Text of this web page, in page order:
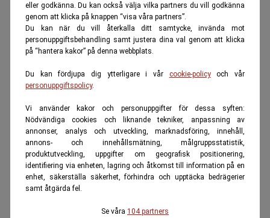
eller godkänna. Du kan också välja vilka partners du vill godkänna
genom att klicka på knappen “visa våra partners”.
Du kan när du vill återkalla ditt samtycke, invända mot
personuppgiftsbehandling samt justera dina val genom att klicka
på “hantera kakor” på denna webbplats.
Du kan fördjupa dig ytterligare i vår cookie-policyoch vår
personuppgiftspolicy.
Vi använder kakor och personuppgifter för dessa syften:
Nödvändiga cookies och liknande tekniker, anpassning av
annonser, analys och utveckling, marknadsföring, innehåll,
annons- och innehållsmätning, målgruppsstatistik,
produktutveckling, uppgifter om geografisk positionering,
identifiering via enheten, lagring och åtkomst till information på en
enhet, säkerställa säkerhet, förhindra och upptäcka bedrägerier
samt åtgärda fel.
Se våra 104 partners